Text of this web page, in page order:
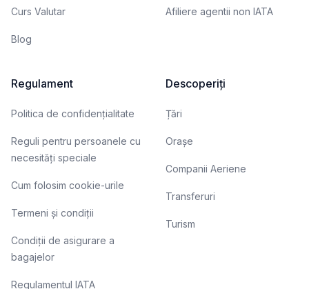
Curs Valutar
Blog
Afiliere agentii non IATA
Regulament
Politica de confidențialitate
Reguli pentru persoanele cu
necesități speciale
Cum folosim cookie-urile
Termeni și condiții
Condiții de asigurare a
bagajelor
Regulamentul IATA
Descoperiți
Țări
Orașe
Companii Aeriene
Transferuri
Turism